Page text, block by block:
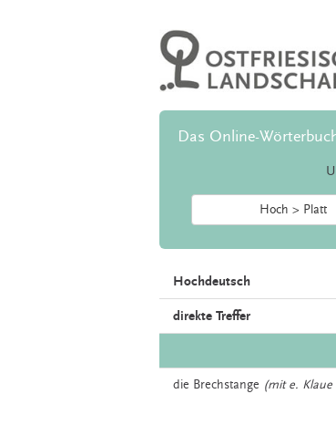
Das Online-
Hoch > Platt
Hochdeutsch
direkte Treffer
die Brechstange (mit e. Klaue